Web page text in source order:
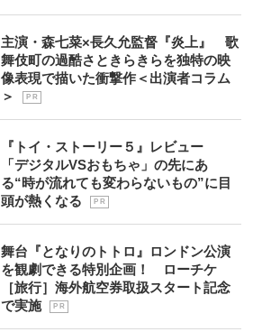
主演・森七菜×長久允監督『炎上』 歌
舞伎町の過酷さときらきらを独特の映
像表現で描いた衝撃作＜出演者コラム
＞
P R
『トイ・ストーリー５』レビュー
「デジタルVSおもちゃ」の先にあ
る“時が流れても変わらないもの”に目
頭が熱くなる
P R
舞台『となりのトトロ』ロンドン公演
を観劇できる特別企画！ ローチケ
［旅行］海外航空券取扱スタート記念
で実施
P R